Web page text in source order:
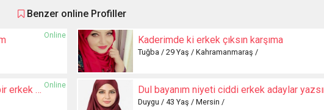
Benzer online Profiller
Online Kaderimde ki erkek çıksın karşıma
Tuğba / 29 Yaş / Kahramanmaraş /
Online
güvenilir samimi sevecen yalansız bir erkek arıyorum Dul bayanım niyeti ciddi erkek adaylar
Duygu / 43 Yaş / Mersin /